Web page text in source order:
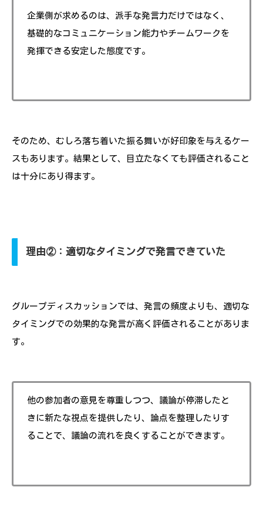
企業側が求めるのは、派手な発言力だけではなく、
基礎的なコミュニケーション能力やチームワークを
発揮できる安定した態度です。
そのため、むしろ落ち着いた振る舞いが好印象を与えるケー
スもあります。結果として、目立たなくても評価されること
は十分にあり得ます。
理由②：適切なタイミングで発言できていた
グループディスカッションでは、発言の頻度よりも、適切な
タイミングでの効果的な発言が高く評価されることがありま
す。
他の参加者の意見を尊重しつつ、議論が停滞したと
きに新たな視点を提供したり、論点を整理したりす
ることで、議論の流れを良くすることができます。